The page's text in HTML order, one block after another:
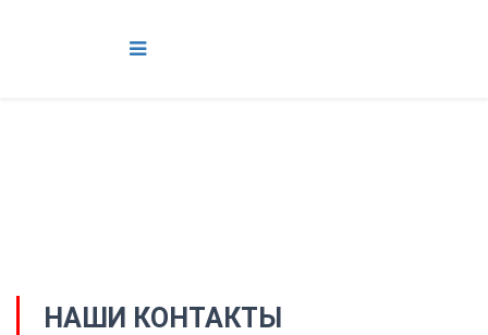
НАШИ КОНТАКТЫ